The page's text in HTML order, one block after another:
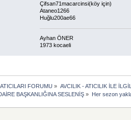
Çifsan71macarcinsi(köy için)
Ataneo1266
Huğlu200ae66
Ayhan ÖNER
1973 kocaeli
FORUMU » AVCILIK - ATICILIK İLE
BAŞKANLIĞINA SESLENİŞ » Her sezon